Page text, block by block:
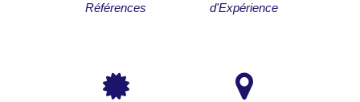
Références d'Expérience